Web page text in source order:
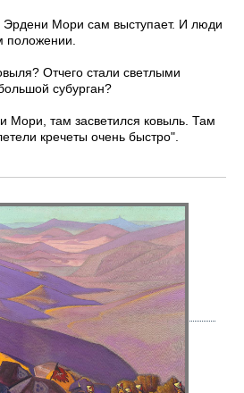
Мори сам выступает. И люди
положении.
Отчего стали светлыми
субурган?
Мори, там засветился ковыль. Там
кречеты очень быстро".